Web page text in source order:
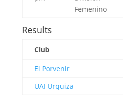
Femenino
Results
Club
El Porvenir
UAI Urquiza